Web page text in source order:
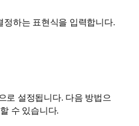
정하는 표현식을 입력합니다.
로 설정됩니다. 다음 방법으
수 있습니다.